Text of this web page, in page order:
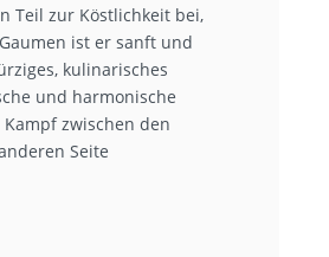
Teil zur Köstlichkeit bei,
ist er sanft und
kulinarisches
und harmonische
zwischen den
Seite